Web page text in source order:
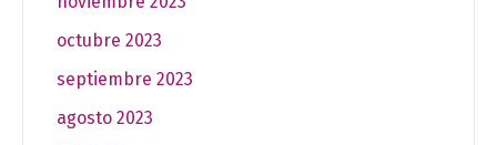
octubre 2023
septiembre 2023
agosto 2023